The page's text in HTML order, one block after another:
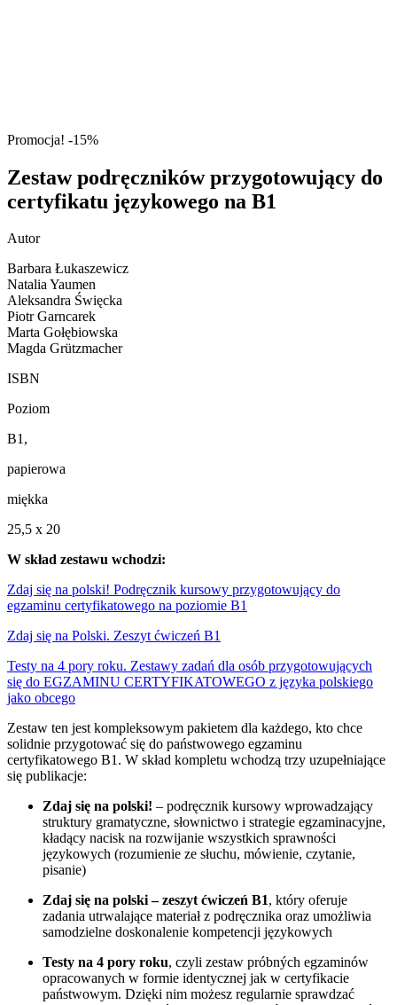
Promocja! -15%
Zestaw podręczników przygotowujący do
certyfikatu językowego na B1
Autor
Barbara Łukaszewicz
Natalia Yaumen
Aleksandra Święcka
Piotr Garncarek
Marta Gołębiowska
Magda Grützmacher
ISBN
Poziom
B1,
papierowa
miękka
25,5 x 20
W skład zestawu wchodzi:
Zdaj się na polski! Podręcznik kursowy przygotowujący do
egzaminu certyfikatowego na poziomie B1
Zdaj się na Polski. Zeszyt ćwiczeń B1
Testy na 4 pory roku. Zestawy zadań dla osób przygotowujących
się do EGZAMINU CERTYFIKATOWEGO z języka polskiego
jako obcego
Zestaw ten jest kompleksowym pakietem dla każdego, kto chce
solidnie przygotować się do państwowego egzaminu
certyfikatowego B1. W skład kompletu wchodzą trzy uzupełniające
się publikacje:
Zdaj się na polski! – podręcznik kursowy wprowadzający
struktury gramatyczne, słownictwo i strategie egzaminacyjne,
kładący nacisk na rozwijanie wszystkich sprawności
językowych (rozumienie ze słuchu, mówienie, czytanie,
pisanie)
Zdaj się na polski – zeszyt ćwiczeń B1, który oferuje
zadania utrwalające materiał z podręcznika oraz umożliwia
samodzielne doskonalenie kompetencji językowych
Testy na 4 pory roku, czyli zestaw próbných egzaminów
opracowanych w formie identycznej jak w certyfikacie
państwowym. Dzięki nim możesz regularnie sprawdzać